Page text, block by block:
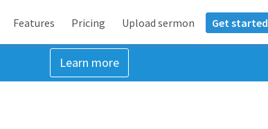
Features Pricing Upload sermon Get started
Learn more